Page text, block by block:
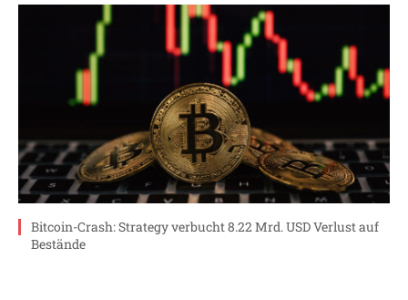
Bitcoin-Crash: Strategy verbucht 8.22 Mrd. USD Verlust auf
Bestände